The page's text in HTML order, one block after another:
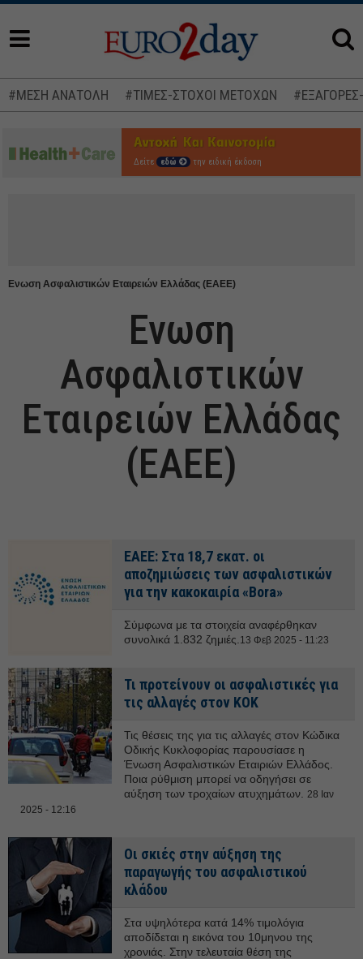
#ΜΕΣΗ ΑΝΑΤΟΛΗ #ΤΙΜΕΣ-ΣΤΟΧΟΙ ΜΕΤΟΧΩΝ
Δείτε εδώ την ειδική έκδοση
Ενωση Ασφαλιστικών Εταιρειών Ελλάδας (ΕΑΕΕ)
Ενωση
Ασφαλιστικών
Εταιρειών Ελλάδας
(ΕΑΕΕ)
ΕΑΕΕ: Στα 18,7 εκατ. οι
αποζημιώσεις των ασφαλιστικών
για την κακοκαιρία «Bora»
Σύμφωνα με τα στοιχεία αναφέρθηκαν
συνολικά 1.832 ζημιές. 13 Φεβ 2025 - 11:23
Τι προτείνουν οι ασφαλιστικές για
τις αλλαγές στον ΚΟΚ
Τις θέσεις της για τις αλλαγές στον Κώδικα
Οδικής Κυκλοφορίας παρουσίασε η
Ένωση Ασφαλιστικών Εταιριών Ελλάδος.
Ποια ρύθμιση μπορεί να οδηγήσει σε
αύξηση των τροχαίων ατυχημάτων. 28 Ιαν
2025 - 12:16
Οι σκιές στην αύξηση της
παραγωγής του ασφαλιστικού
κλάδου
Στα υψηλότερα κατά 14% τιμολόγια
αποδίδεται η εικόνα του 10μηνου της
χρονιάς. Στην τελευταία θέση της